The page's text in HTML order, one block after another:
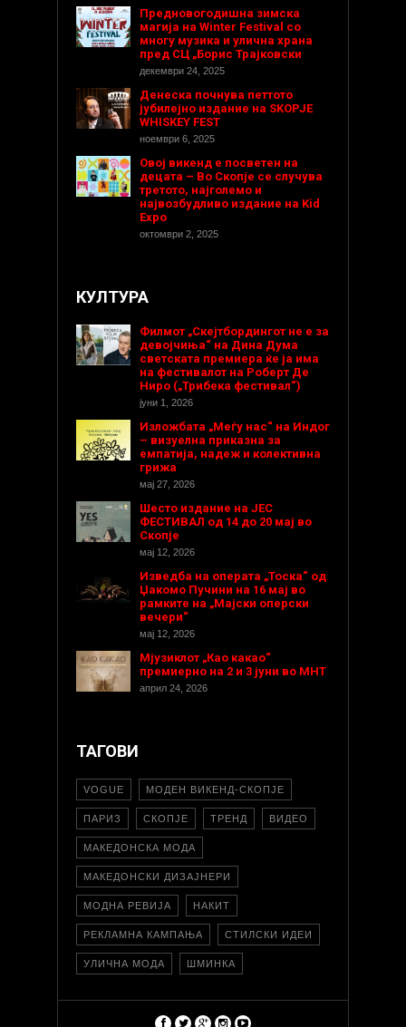
Предновогодишнa зимска
магија на Winter Festival со
многу музика и улична храна
пред СЦ „Борис Трајковски
декември 24, 2025
Денеска почнува петтото
јубилејно издание на SKOPJE
WHISKEY FEST
ноември 6, 2025
Овој викенд е посветен на
децата – Во Скопје се случува
третото, најголемо и
највозбудливо издание на Kid
Expo
октомври 2, 2025
КУЛТУРА
Филмот „Скејтбордингот не е за
девојчиња“ на Дина Дума
светската премиера ќе ја има
на фестивалот на Роберт Де
Ниро („Трибека фестивал“)
јуни 1, 2026
Изложбата „Меѓу нас“ на Индог
– визуелна приказна за
емпатија, надеж и колективна
грижа
мај 27, 2026
Шесто издание на ЈЕС
ФЕСТИВАЛ од 14 до 20 мај во
Скопје
мај 12, 2026
Изведба на операта „Тоска“ од
Џакомо Пучини на 16 мај во
рамките на „Мајски оперски
вечери“
мај 12, 2026
Мјузиклот „Као какао“
премиерно на 2 и 3 јуни во МНТ
април 24, 2026
ТАГОВИ
VOGUE МОДЕН ВИКЕНД-СКОПЈЕ
ПАРИЗ СКОПЈЕ ТРЕНД ВИДЕО
МАКЕДОНСКА МОДА
МАКЕДОНСКИ ДИЗАЈНЕРИ
МОДНА РЕВИЈА НАКИТ
РЕКЛАМНА КАМПАЊА СТИЛСКИ ИДЕИ
УЛИЧНА МОДА ШМИНКА